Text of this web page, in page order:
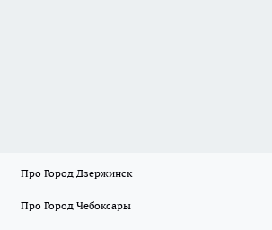
Про Город Дзержинск
Про Город Чебоксары